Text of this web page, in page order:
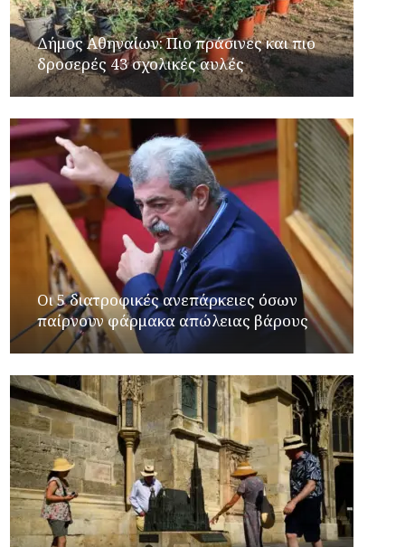
Δήμος Αθηναίων: Πιο πράσινες και πιο
δροσερές 43 σχολικές αυλές
Οι 5 διατροφικές ανεπάρκειες όσων
παίρνουν φάρμακα απώλειας βάρους